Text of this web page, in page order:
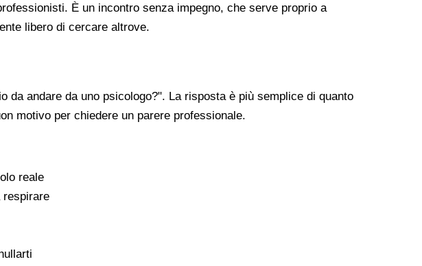
È un incontro senza impegno, che serve proprio a
libero di cercare altrove.
da andare da uno psicologo?". La risposta è più semplice di quanto
motivo per chiedere un parere professionale.
reale